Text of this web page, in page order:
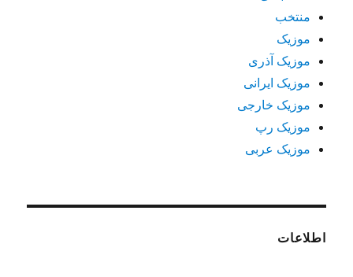
منتخب
موزیک
موزیک آذری
موزیک ایرانی
موزیک خارجی
موزیک رپ
موزیک عربی
اطلاعات